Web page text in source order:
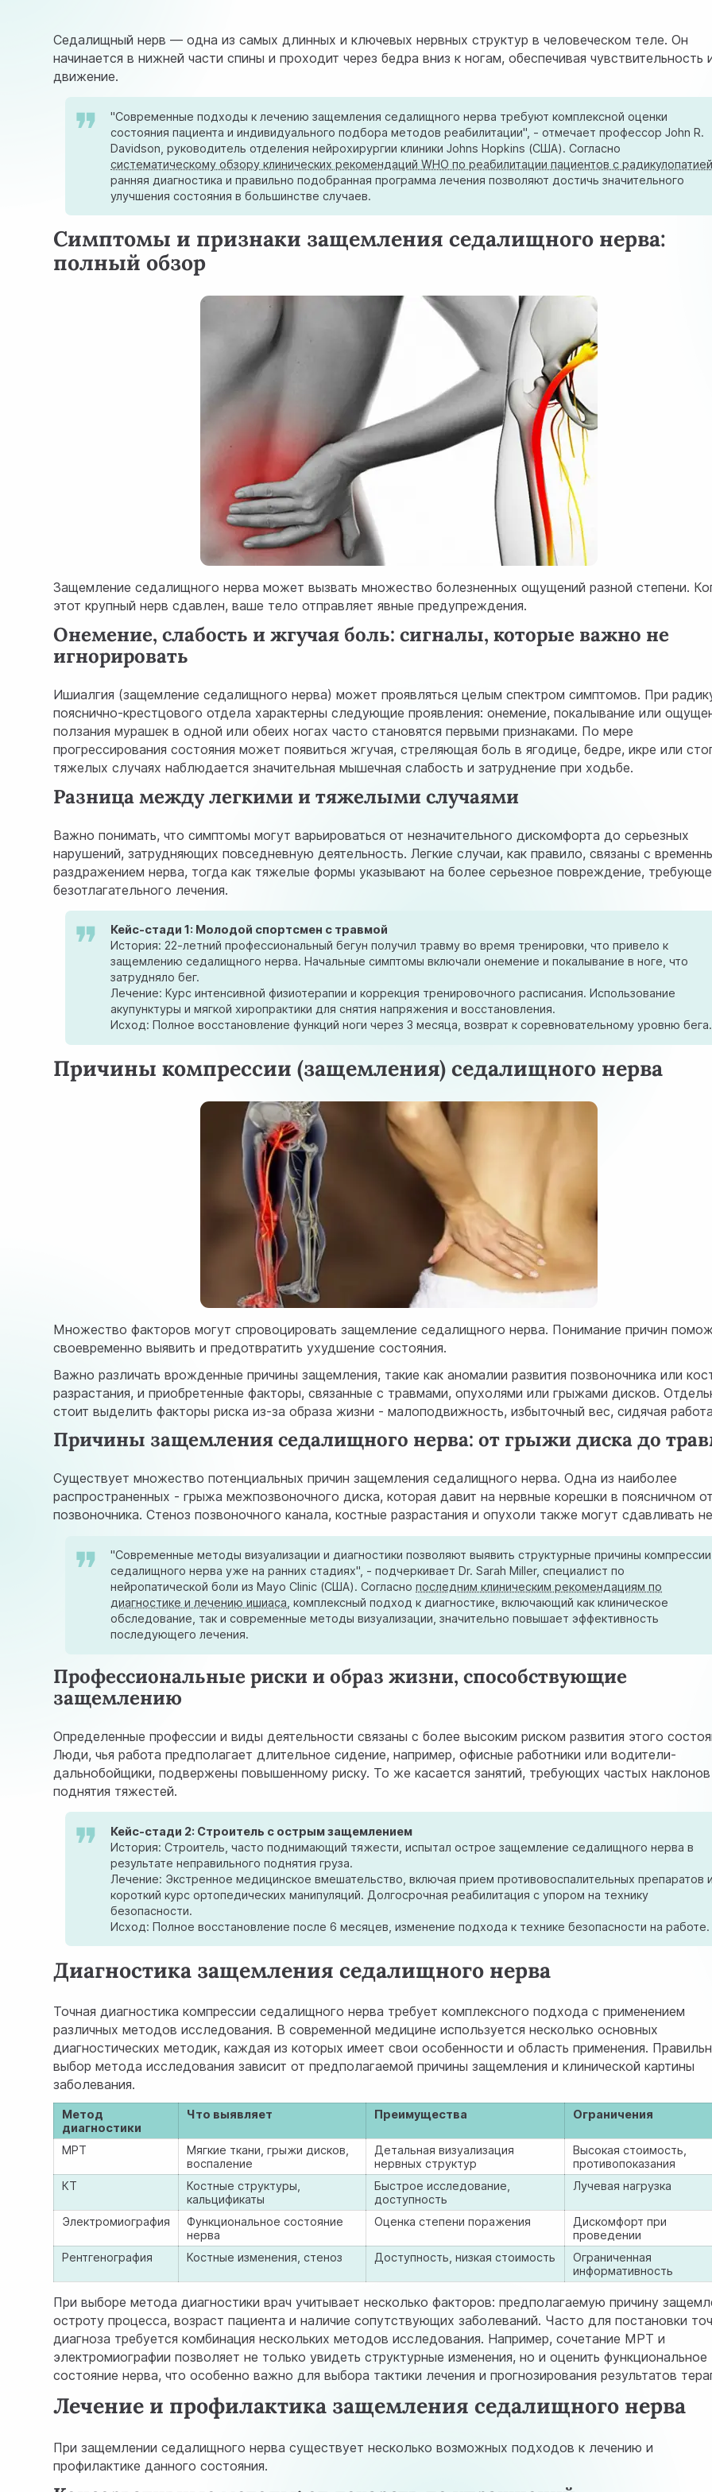
Седалищный нерв — одна из самых длинных и ключевых нервных структур в человеческом теле. Он
начинается в нижней части спины и проходит через бедра вниз к ногам, обеспечивая чувствительность
движение.
"Современные подходы к лечению защемления седалищного нерва требуют комплексной оценки
состояния пациента и индивидуального подбора методов реабилитации", - отмечает профессор John R.
Davidson, руководитель отделения нейрохирургии клиники Johns Hopkins (США). Согласно
систематическому обзору клинических рекомендаций WHO по реабилитации пациентов с радикулопатией
ранняя диагностика и правильно подобранная программа лечения позволяют достичь значительного
улучшения состояния в большинстве случаев.
Симптомы и признаки защемления седалищного нерва:
полный обзор
Защемление седалищного нерва может вызвать множество болезненных ощущений разной степени.
этот крупный нерв сдавлен, ваше тело отправляет явные предупреждения.
Онемение, слабость и жгучая боль: сигналы, которые важно не
игнорировать
Ишиалгия (защемление седалищного нерва) может проявляться целым спектром симптомов. При
пояснично-крестцового отдела характерны следующие проявления: онемение, покалывание или
ползания мурашек в одной или обеих ногах часто становятся первыми признаками. По мере
прогрессирования состояния может появиться жгучая, стреляющая боль в ягодице, бедре, икре или
тяжелых случаях наблюдается значительная мышечная слабость и затруднение при ходьбе.
Разница между легкими и тяжелыми случаями
Важно понимать, что симптомы могут варьироваться от незначительного дискомфорта до серьезных
нарушений, затрудняющих повседневную деятельность. Легкие случаи, как правило, связаны с
раздражением нерва, тогда как тяжелые формы указывают на более серьезное повреждение,
безотлагательного лечения.
Кейс-стади 1: Молодой спортсмен с травмой
История: 22-летний профессиональный бегун получил травму во время тренировки, что привело к
защемлению седалищного нерва. Начальные симптомы включали онемение и покалывание в ноге, что
затрудняло бег.
Лечение: Курс интенсивной физиотерапии и коррекция тренировочного расписания. Использование
акупунктуры и мягкой хиропрактики для снятия напряжения и восстановления.
Исход: Полное восстановление функций ноги через 3 месяца, возврат к соревновательному уровню бега.
Причины компрессии (защемления) седалищного нерва
Множество факторов могут спровоцировать защемление седалищного нерва. Понимание причин
своевременно выявить и предотвратить ухудшение состояния.
Важно различать врожденные причины защемления, такие как аномалии развития позвоночника или
разрастания, и приобретенные факторы, связанные с травмами, опухолями или грыжами дисков.
стоит выделить факторы риска из-за образа жизни - малоподвижность, избыточный вес, сидячая
Причины защемления седалищного нерва: от грыжи диска до
Существует множество потенциальных причин защемления седалищного нерва. Одна из наиболее
распространенных - грыжа межпозвоночного диска, которая давит на нервные корешки в поясничном
позвоночника. Стеноз позвоночного канала, костные разрастания и опухоли также могут сдавливать
"Современные методы визуализации и диагностики позволяют выявить структурные причины компрессии
седалищного нерва уже на ранних стадиях", - подчеркивает Dr. Sarah Miller, специалист по
нейропатической боли из Mayo Clinic (США). Согласнопоследним клиническим рекомендациям по
диагностике и лечению ишиаса , комплексный подход к диагностике, включающий как клиническое
обследование, так и современные методы визуализации, значительно повышает эффективность
последующего лечения.
Профессиональные риски и образ жизни, способствующие
защемлению
Определенные профессии и виды деятельности связаны с более высоким риском развития этого
Люди, чья работа предполагает длительное сидение, например, офисные работники или водители-
дальнобойщики, подвержены повышенному риску. То же касается занятий, требующих частых
поднятия тяжестей.
Кейс-стади 2: Строитель с острым защемлением
История: Строитель, часто поднимающий тяжести, испытал острое защемление седалищного нерва в
результате неправильного поднятия груза.
Лечение: Экстренное медицинское вмешательство, включая прием противовоспалительных препаратов и
короткий курс ортопедических манипуляций. Долгосрочная реабилитация с упором на технику
безопасности.
Исход: Полное восстановление после 6 месяцев, изменение подхода к технике безопасности на работе.
Диагностика защемления седалищного нерва
Точная диагностика компрессии седалищного нерва требует комплексного подхода с применением
различных методов исследования. В современной медицине используется несколько основных
диагностических методик, каждая из которых имеет свои особенности и область применения.
выбор метода исследования зависит от предполагаемой причины защемления и клинической картины
заболевания.
Метод
диагностики
Что выявляет Преимущества Ограничения
МРТ
Мягкие ткани, грыжи дисков,
воспаление
Детальная визуализация
нервных структур
Высокая стоимость,
противопоказания
КТ
Костные структуры,
кальцификаты
Быстрое исследование,
доступность
Лучевая нагрузка
Электромиография
Функциональное состояние
нерва
Оценка степени поражения
Дискомфорт при
проведении
Рентгенография
Костные изменения, стеноз Доступность, низкая стоимость
Ограниченная
информативность
При выборе метода диагностики врач учитывает несколько факторов: предполагаемую причину
остроту процесса, возраст пациента и наличие сопутствующих заболеваний. Часто для постановки
диагноза требуется комбинация нескольких методов исследования. Например, сочетание МРТ и
электромиографии позволяет не только увидеть структурные изменения, но и оценить функциональное
состояние нерва, что особенно важно для выбора тактики лечения и прогнозирования результатов
Лечение и профилактика защемления седалищного нерва
При защемлении седалищного нерва существует несколько возможных подходов к лечению и
профилактике данного состояния.